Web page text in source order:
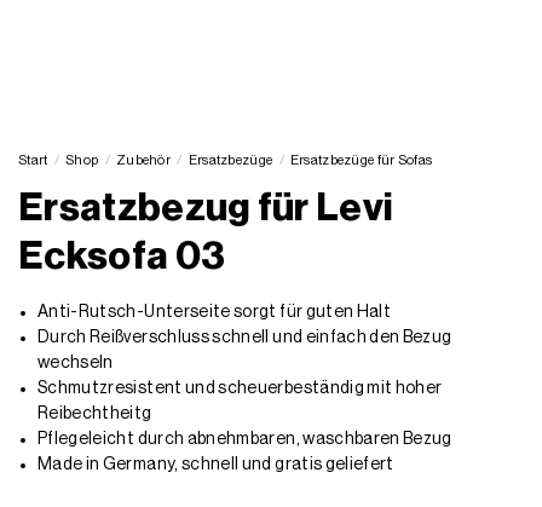
Start / Shop / Zubehör / Ersatzbezüge / Ersatzbezüge für Sofas
Ersatzbezug für Levi
Ecksofa 03
Anti-Rutsch-Unterseite sorgt für guten Halt
Durch Reißverschluss schnell und einfach den Bezug
wechseln
Schmutzresistent und scheuerbeständig mit hoher
Reibechtheitg
Pflegeleicht durch abnehmbaren, waschbaren Bezug
Made in Germany, schnell und gratis geliefert